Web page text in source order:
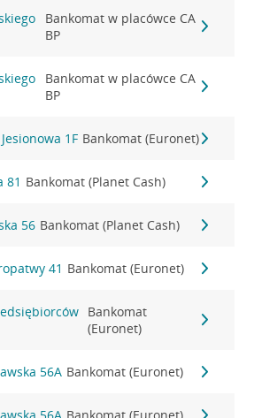
Bankomat w placówce CA
BP
Bankomat w placówce CA
BP
1F Bankomat (Euronet)
81 Bankomat (Planet Cash)
56 Bankomat (Planet Cash)
41 Bankomat (Euronet)
Bankomat
(Euronet)
56A Bankomat (Euronet)